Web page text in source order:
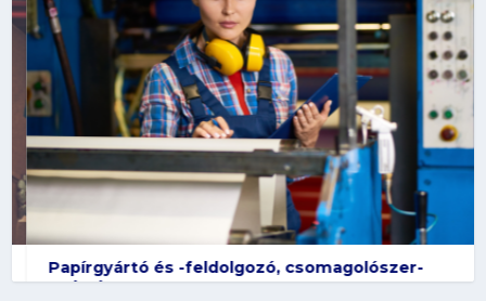
Papírgyártó és -feldolgozó, csomagolószer-
gyártó